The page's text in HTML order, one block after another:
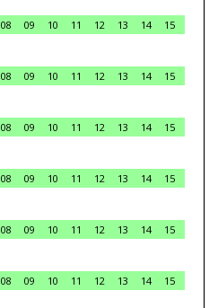
08 09 10 11 12 13 14
15
08 09 10 11 12 13 14
15
08 09 10 11 12 13 14
15
08 09 10 11 12 13 14
15
08 09 10 11 12 13 14
15
08 09 10 11 12 13 14
15